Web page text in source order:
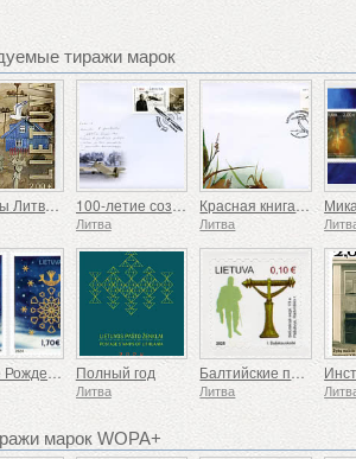
тиражи марок
Курорты Литвы - Неринга 100-летие создания самолета ANBO
Литва
Красная книга Литвы - Птицы
Литва
Святое Рождество и Новый год Полный год
Литва
Балтийские племена, жемайты
Литва
марок WOPA+